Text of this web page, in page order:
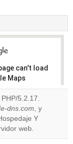
can't load
Maps
this
5.2.17.
dns.com, y
Y
web.